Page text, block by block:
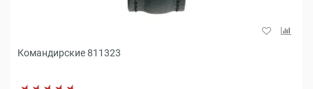
Командирские 811323